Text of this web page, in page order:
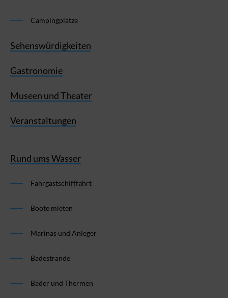
Campingplätze
Sehenswürdigkeiten
Gastronomie
Museen und Theater
Veranstaltungen
Rund ums Wasser
Fahrgastschifffahrt
Boote mieten
Marinas und Anleger
Badestrände
Bäder und Thermen